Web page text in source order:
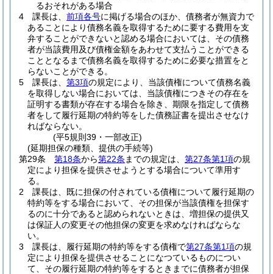
るおそれがある場合
4
課長は、 前項各号に掲げる場合のほか、債務者が無資力で
あることにより債務名義を取得するために要する費用を支
弁することができないと認める場合においては、その債務
者が当該費用及び債権金額をあわせて支払うことができる
こととなるまで債務名義を取得するために必要な措置をと
らないことができる。
5
課長は、 第3項の規定により、当該債権について債務名義
を取得しない場合においては、当該債権につきその存在を
証明する書類が存在する場合を除き、期限を指定して債務
者をして履行延期の特約等をした債務証書を提出させなけ
ればならない。
(平5規則39・一部改正)
(延期担保の種類、提供の手続等)
第29条
第18条から第22条 までの規定は、 第27条第1項の規
定により担保を提供させようとする場合について準用す
る。
2
課長は、既に担保の付されている債権について履行延期の
特約等をする場合において、その担保が当該債権を担保す
るのに十分であると認められないときは、増担保の提供又
は保証人の変更その他担保の変更を求めなければならな
い。
3
課長は、履行延期の特約等をする債権で第27条第1項の規
定により担保を提供させることになつているものについ
て、その履行延期の特約等をするときまでに債務者が担保